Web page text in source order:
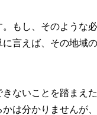
もし、そのような
言えば、その地域
ないことを踏まえ
は分かりませんが